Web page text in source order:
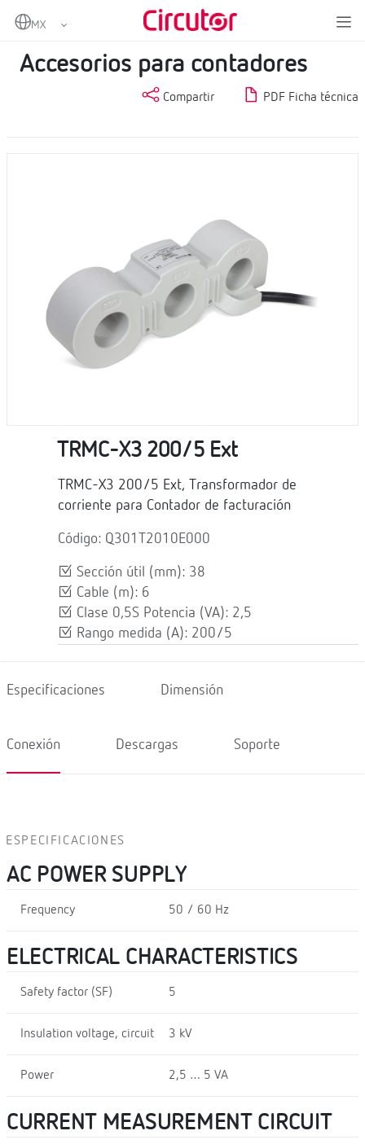
Home Metering Accesorios para contadores
Accesorios para contadores
Compartir PDF Ficha técnica
TRMC-X3 200/5 Ext
TRMC-X3 200/5 Ext, Transformador de
corriente para Contador de facturación
Código: Q301T2010E000
Sección útil (mm): 38
Cable (m): 6
Clase 0,5S Potencia (VA): 2,5
Rango medida (A): 200/5
Especificaciones Dimensión
Conexión Descargas Soporte
ESPECIFICACIONES
AC POWER SUPPLY
Frequency 50 / 60 Hz
ELECTRICAL CHARACTERISTICS
Safety factor (SF) 5
Insulation voltage, circuit 3 kV
Power 2,5 … 5 VA
CURRENT MEASUREMENT CIRCUIT